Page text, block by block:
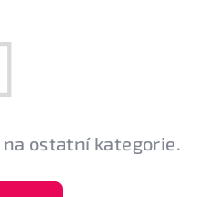
ostatní kategorie.